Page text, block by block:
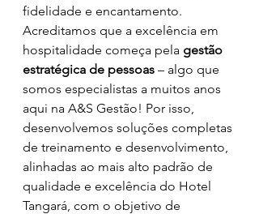
fidelidade e encantamento.
Acreditamos que a excelência em
hospitalidade começa pela gestão
estratégica de pessoas – algo que
somos especialistas a muitos anos
aqui na A&S Gestão! Por isso,
desenvolvemos soluções completas
de treinamento e desenvolvimento,
alinhadas ao mais alto padrão de
qualidade e excelência do Hotel
Tangará, com o objetivo de